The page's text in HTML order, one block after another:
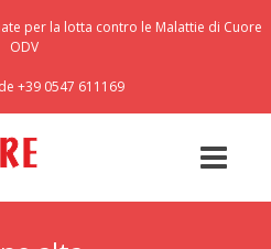
per la lotta contro le Malattie di Cuore
ODV
+39 0547 611169